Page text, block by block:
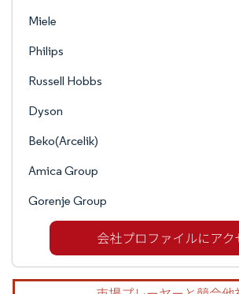
Miele
Philips
Russell Hobbs
Dyson
Beko(Arcelik)
Amica Group
Gorenje Group